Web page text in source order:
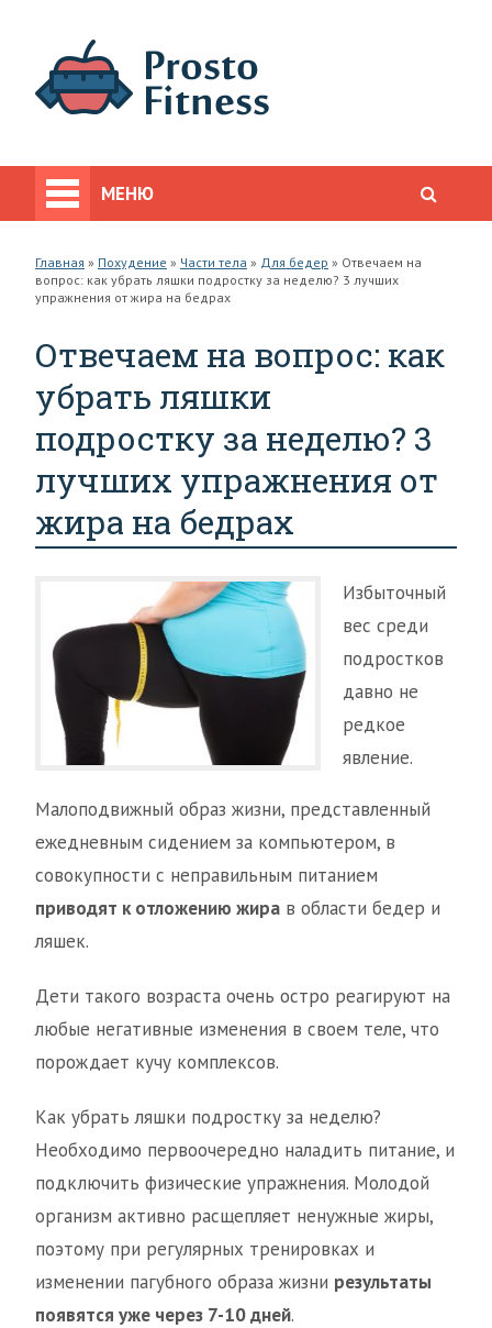
МЕНЮ
Главная » Похудение » Части тела » Для бедер » Отвечаем на
вопрос: как убрать ляшки подростку за неделю? 3 лучших
упражнения от жира на бедрах
Отвечаем на вопрос: как
убрать ляшки
подростку за неделю? 3
лучших упражнения от
жира на бедрах
Избыточный
вес среди
подростков
давно не
редкое
явление.
Малоподвижный образ жизни, представленный
ежедневным сидением за компьютером, в
совокупности с неправильным питанием
приводят к отложению жира в области бедер и
ляшек.
Дети такого возраста очень остро реагируют на
любые негативные изменения в своем теле, что
порождает кучу комплексов.
Как убрать ляшки подростку за неделю?
Необходимо первоочередно наладить питание, и
подключить физические упражнения. Молодой
организм активно расщепляет ненужные жиры,
поэтому при регулярных тренировках и
изменении пагубного образа жизни результаты
появятся уже через 7-10 дней.